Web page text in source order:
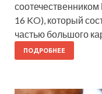
16 KO), который
частью большого
ПОДРОБНЕЕ